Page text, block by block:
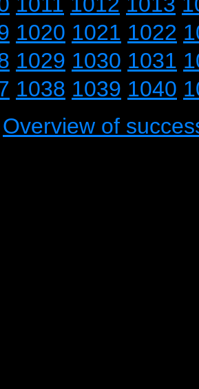
1020 1021 1022
1029 1030 1031
1038 1039 1040
Overview of